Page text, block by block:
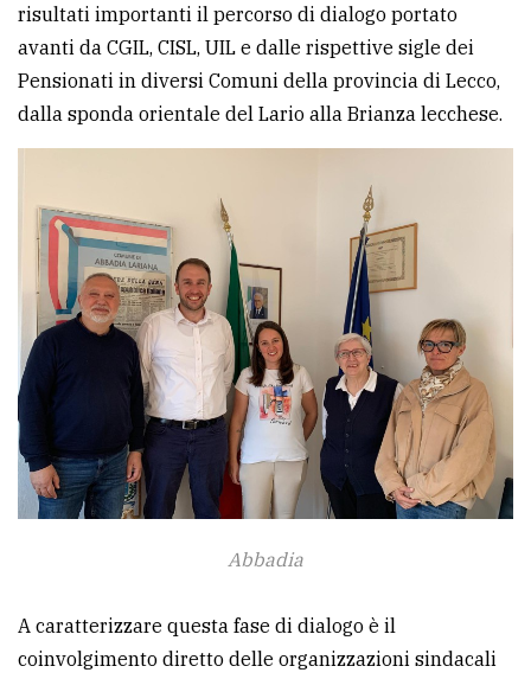
CERCA
Cerca
per
Ricerca
avanzata
LE
ALTRE
Privacy
policy
risultati importanti il percorso di dialogo portato
avanti da CGIL, CISL, UIL e dalle rispettive sigle dei
Pensionati in diversi Comuni della provincia di Lecco,
dalla sponda orientale del Lario alla Brianza lecchese.
Abbadia
A caratterizzare questa fase di dialogo è il
coinvolgimento diretto delle organizzazioni sindacali